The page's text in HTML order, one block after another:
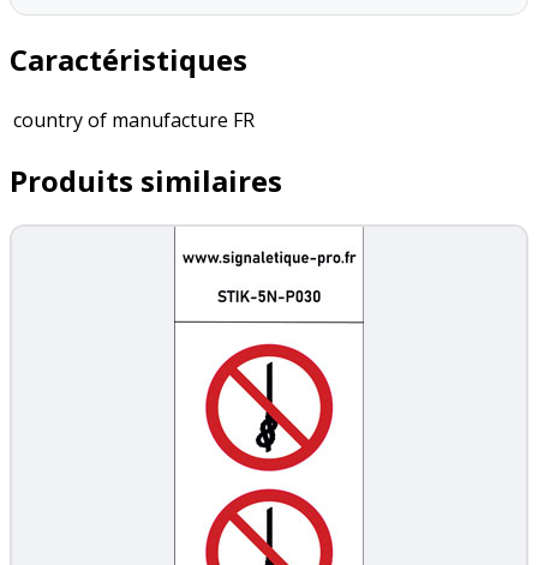
Caractéristiques
country of manufacture FR
Produits similaires